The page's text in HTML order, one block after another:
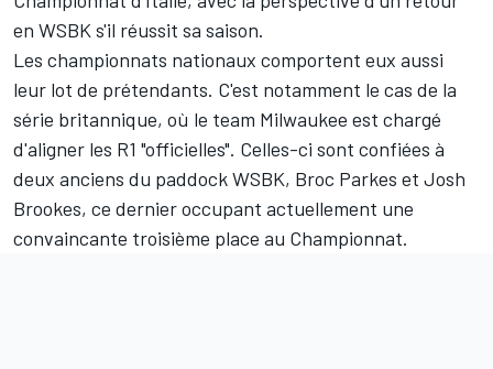
en WSBK s'il réussit sa saison.
Les championnats nationaux comportent eux aussi
leur lot de prétendants. C'est notamment le cas de la
série britannique, où le team Milwaukee est chargé
d'aligner les R1 "officielles". Celles-ci sont confiées à
deux anciens du paddock WSBK, Broc Parkes et Josh
Brookes, ce dernier occupant actuellement une
convaincante troisième place au Championnat.